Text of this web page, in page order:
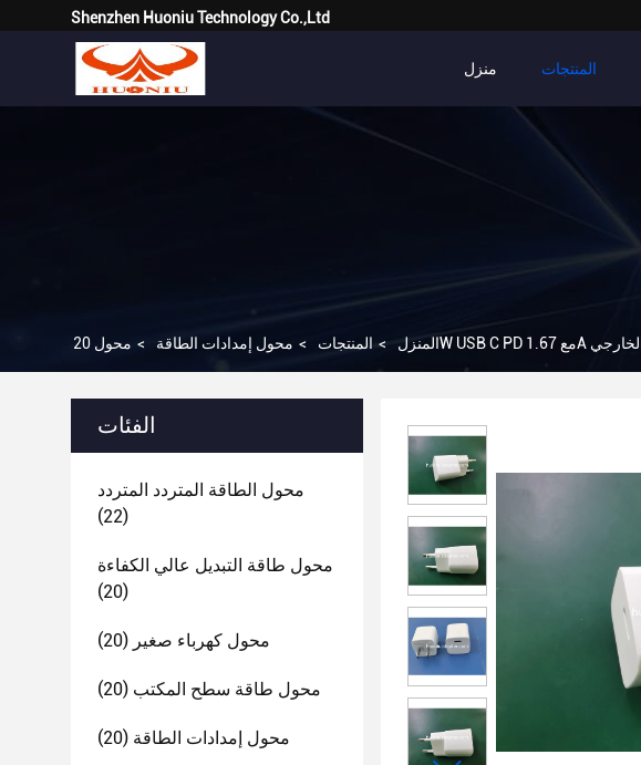
Shenzhen Huoniu Technology Co.,Ltd
منزل المنتجات
المنزل > المنتجات > محول إمدادات الطاقة >
الفئات
محول الطاقة المتردد المتردد
(22)
محول طاقة التبديل عالي الكفاءة
(20)
محول كهرباء صغير (20)
محول طاقة سطح المكتب (20)
محول إمدادات الطاقة (20)